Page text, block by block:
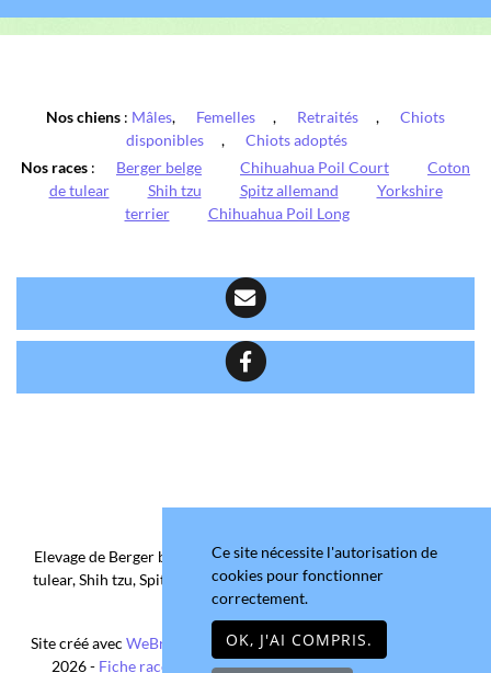
Nos chiens : Mâles, Femelles , Retraités ,
Chiots
disponibles
,
Chiots adoptés
Nos races : Berger belge Chihuahua Poil Court
Coton
de tulear
Shih tzu Spitz allemand
Yorkshire
terrier
Chihuahua Poil Long
Elevage de Berger belge, Chihuahua Poil Court/Long, Coton de
tulear, Shih tzu, Spitz allemand et Yorkshire terrier depuis 2006
situé en Maine-et-Loire
Site créé avec WeBreed
- Copyright© Domaine de la Chantelaie
2026 - Fiche race Chihuahua Poil Long-Mentions légales
Ce site nécessite l'autorisation de
cookies pour fonctionner
correctement.
OK, J'AI COMPRIS.